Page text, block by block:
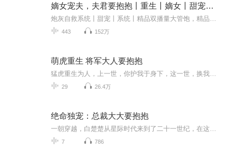
嫡女宠夫，夫君要抱抱丨重生丨嫡女丨甜宠丨精品双播
443 152万
萌虎重生 将军大人要抱抱
29 26.4万
绝命独宠：总裁大大要抱抱
7 786